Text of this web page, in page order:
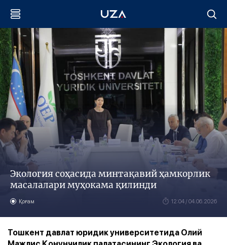
Экология соҳасида минтақавий ҳамкорлик
масалалари муҳокама қилинди
Қоғам 12:04 / 04.06.2026
Тошкент давлат юридик университетида Олий